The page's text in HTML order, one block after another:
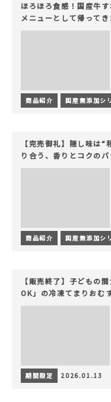
ほろほろ食感！国産牛
メニューとして帰ってき
商品紹介 国産無添加シ
【完売御礼】隠し味は
り合う、香りとコクの
商品紹介 国産無添加シ
【販売終了】子どもの
OK」の冷凍てまりおむ
期間限定 2026.01.13